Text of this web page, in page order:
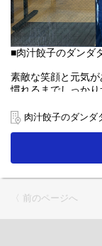
■肉汁餃子のダンダ
素敵な笑顔と元気が
慣れるまでしっか
【ホール】
「何もつけないで食
まずはそのままお
「肉汁焼餃子」を
お客様との距離、
【キッチン】
肉汁餃子のダンダ
〈 前のページへ